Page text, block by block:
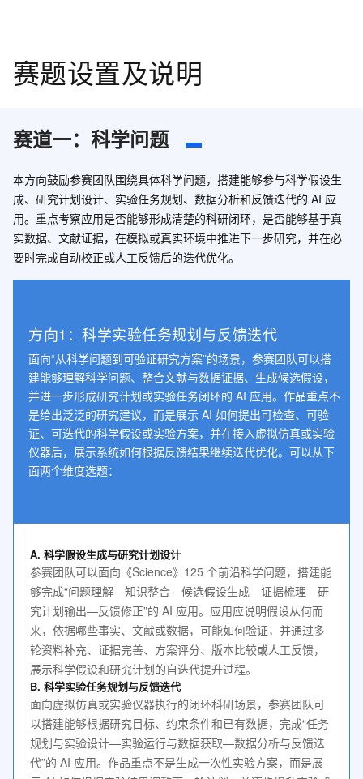
赛题设置及说明
赛道一：科学问题
本方向鼓励参赛团队围绕具体科学问题，搭建能够参与科学假设生
成、研究计划设计、实验任务规划、数据分析和反馈迭代的 AI 应
用。重点考察应用是否能够形成清楚的科研闭环，是否能够基于真
实数据、文献证据，在模拟或真实环境中推进下一步研究，并在必
要时完成自动校正或人工反馈后的迭代优化。
方向1：科学实验任务规划与反馈迭代
面向“从科学问题到可验证研究方案”的场景，参赛团队可以搭
建能够理解科学问题、整合文献与数据证据、生成候选假设，
并进一步形成研究计划或实验任务闭环的 AI 应用。作品重点不
是给出泛泛的研究建议，而是展示 AI 如何提出可检查、可验
证、可迭代的科学假设或实验方案，并在接入虚拟仿真或实验
仪器后，展示系统如何根据反馈结果继续迭代优化。可以从下
面两个维度选题：
A. 科学假设生成与研究计划设计
参赛团队可以面向《Science》125 个前沿科学问题，搭建能
够完成“问题理解—知识整合—候选假设生成—证据梳理—研
究计划输出—反馈修正”的 AI 应用。应用应说明假设从何而
来，依据哪些事实、文献或数据，可能如何验证，并通过多
轮资料补充、证据完善、方案评分、版本比较或人工反馈，
展示科学假设和研究计划的自迭代提升过程。
B. 科学实验任务规划与反馈迭代
面向虚拟仿真或实验仪器执行的闭环科研场景，参赛团队可
以搭建能够根据研究目标、约束条件和已有数据，完成“任务
规划与实验设计—实验运行与数据获取—数据分析与反馈迭
代”的 AI 应用。作品重点不是生成一次性实验方案，而是展